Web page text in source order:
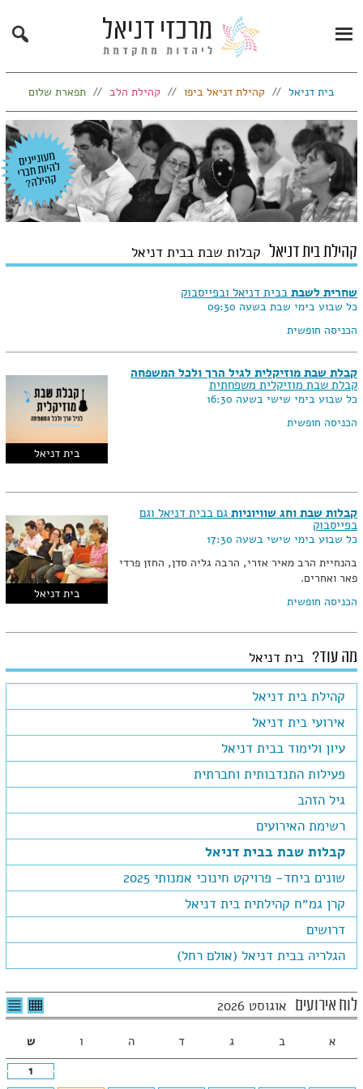
Primary
Menu
Search
בית דניאל קהילת דניאל ביפו קהילת הלב תפארת שלום
קהילת בית דניאל קבלות שבת בבית דניאל
שחרית לשבת בבית דניאל ובפייסבוק
כל שבוע בימי שבת בשעה 09:30
הכניסה חופשית
בית דניאל
קבלת שבת מוזיקלית לגיל הרך ולכל המשפחה
קבלת שבת מוזיקלית משפחתית
כל שבוע בימי שישי בשעה 16:30
הכניסה חופשית
בית דניאל
קבלות שבת וחג שוויוניות גם בבית דניאל וגם
בפייסבוק
כל שבוע בימי שישי בשעה 17:30
בהנחיית הרב מאיר אזרי, הרבה גליה סדן, החזן פרדי
פאר ואחרים.
הכניסה חופשית
מה עוד? בית דניאל
קהילת בית דניאל
אירועי בית דניאל
עיון ולימוד בבית דניאל
פעילות התנדבותית וחברתית
גיל הזהב
רשימת האירועים
קבלות שבת בבית דניאל
שונים ביחד- פרויקט חינוכי אמנותי 2025
קרן גמ״ח קהילתית בית דניאל
דרושים
הגלריה בבית דניאל (אולם רחל)
לוח אירועים אוגוסט 2026 לצפיה
בטבלה
א ב ג ד ה ו
ש
1